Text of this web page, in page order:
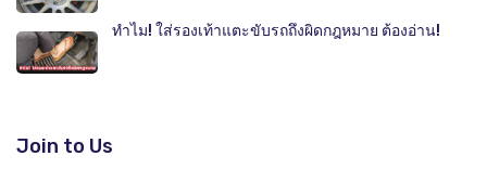
ทำไม! ใส่รองเท้าแตะขับรถถึงผิดกฎหมาย ต้องอ่าน!
Join to Us